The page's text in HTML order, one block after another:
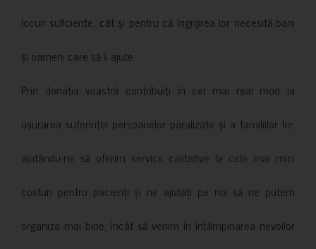
locuri suficiente, cât și pentru că îngrijirea lor necesită bani
și oameni care să îi ajute.
Prin donația voastră contribuiți în cel mai real mod la
ușurarea suferinței persoanelor paralizate și a familiilor lor,
ajutându-ne să oferim servicii calitative la cele mai mici
costuri pentru pacienți și ne ajutați pe noi să ne putem
organiza mai bine, încât să venim în întâmpinarea nevoilor